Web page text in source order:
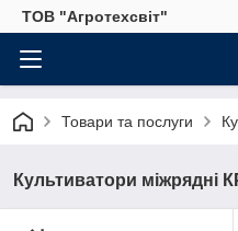
ТОВ "Агротехсвіт"
Товари та послуги
Культиватори міжрядні